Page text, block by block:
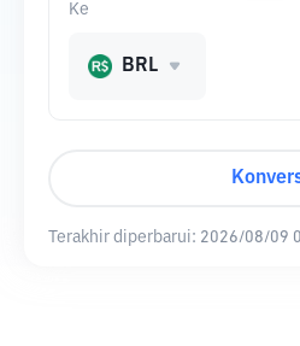
Ke
BRL
Terakhir diperbarui: 2026/08/09